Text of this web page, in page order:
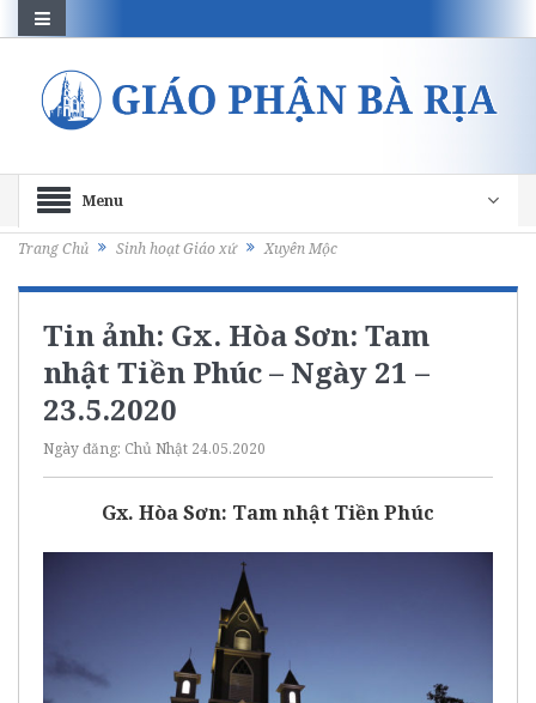
Menu
Trang Chủ Sinh hoạt Giáo xứ Xuyên Mộc
Tin ảnh: Gx. Hòa Sơn: Tam
nhật Tiền Phúc – Ngày 21 –
23.5.2020
Ngày đăng: Chủ Nhật 24.05.2020
Gx. Hòa Sơn: Tam nhật Tiền Phúc